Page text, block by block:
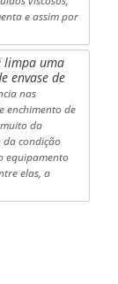
e assim por
limpa uma
envase de
nas
enchimento de
da
condição
equipamento
elas, a